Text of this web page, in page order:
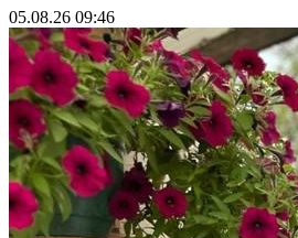
05.08.26 09:46